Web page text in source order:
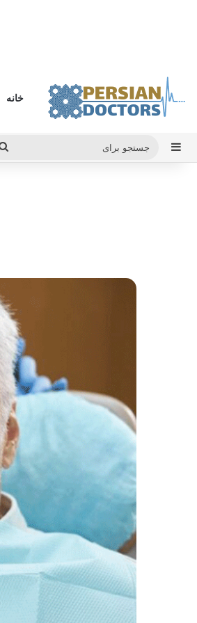
خانه
سایدبار